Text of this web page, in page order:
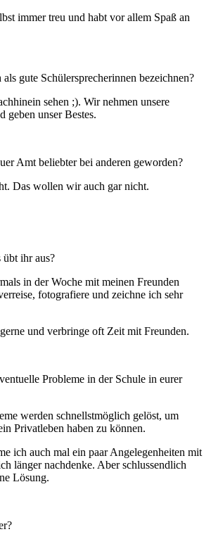
immer treu und habt vor allem Spaß an
gute Schülersprecherinnen bezeichnen?
sehen ;). Wir nehmen unsere
geben unser Bestes.
Amt beliebter bei anderen geworden?
Das wollen wir auch gar nicht.
ihr aus?
in der Woche mit meinen Freunden
fotografiere und zeichne ich sehr
und verbringe oft Zeit mit Freunden.
Probleme in der Schule in eurer
werden schnellstmöglich gelöst, um
Privatleben haben zu können.
ich auch mal ein paar Angelegenheiten mit
länger nachdenke. Aber schlussendlich
Lösung.